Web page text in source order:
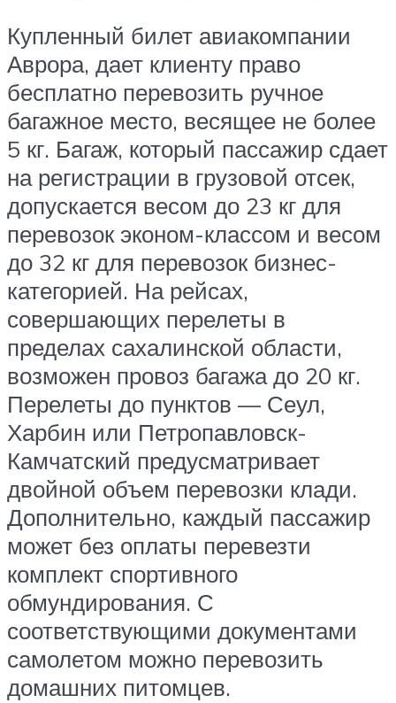
Купленный билет авиакомпании
Аврора, дает клиенту право
бесплатно перевозить ручное
багажное место, весящее не более
5 кг. Багаж, который пассажир сдает
на регистрации в грузовой отсек,
допускается весом до 23 кг для
перевозок эконом-классом и весом
до 32 кг для перевозок бизнес-
категорией. На рейсах,
совершающих перелеты в
пределах сахалинской области,
возможен провоз багажа до 20 кг.
Перелеты до пунктов — Сеул,
Харбин или Петропавловск-
Камчатский предусматривает
двойной объем перевозки клади.
Дополнительно, каждый пассажир
может без оплаты перевезти
комплект спортивного
обмундирования. С
соответствующими документами
самолетом можно перевозить
домашних питомцев.